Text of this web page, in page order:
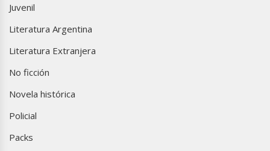
Juvenil
Literatura Argentina
Literatura Extranjera
No ficción
Novela histórica
Policial
Packs